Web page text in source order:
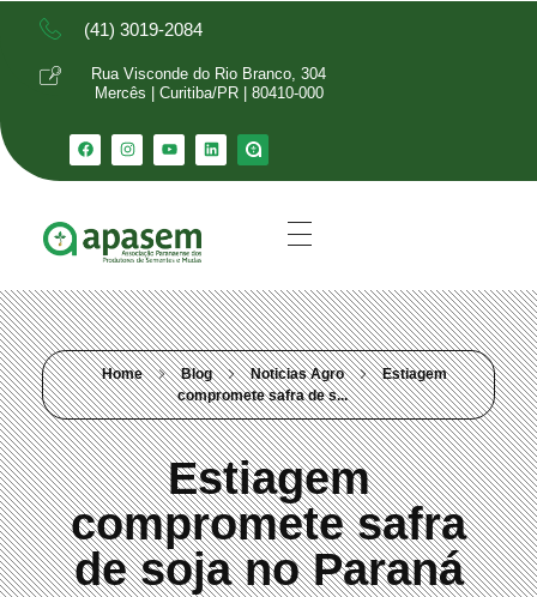
(41) 3019-2084
Rua Visconde do Rio Branco, 304
Mercês | Curitiba/PR | 80410-000
Home Blog Noticias Agro
Estiagem
compromete safra de s...
Estiagem
compromete safra
de soja no Paraná